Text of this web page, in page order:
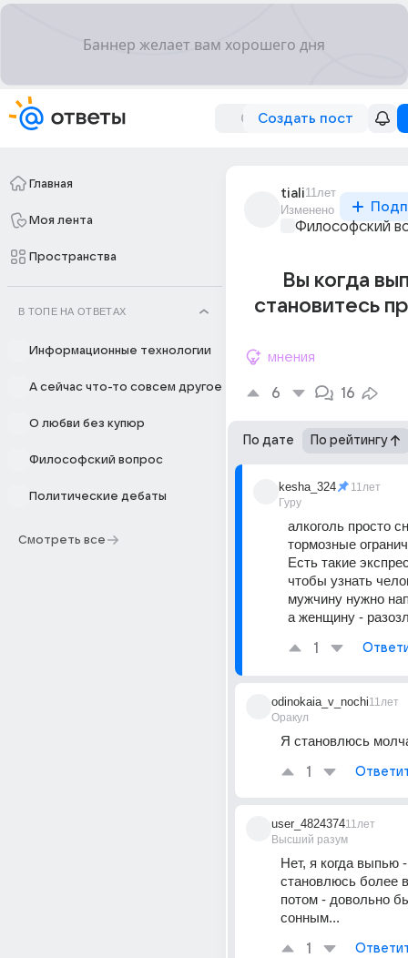
Создать пост
Главная
Моя лента
Пространства
В ТОПЕ НА ОТВЕТАХ
Информационные технологии
А сейчас что-то совсем другое
О любви без купюр
Философский вопрос
Политические дебаты
Смотреть все
tiali11лет
Изменено
Философский
Вы когда
становитесь
мнения
6 16
По дате По рейтингу
kesha_324
Гуру
11лет
алкоголь просто
тормозные
Есть такие
чтобы узнать
мужчину нужно
а женщину -
1
odinokaia_v_nochi
Оракул
11лет
Я становлюсь
1
user_4824374
Высший разум
11лет
Нет, я когда выпью
становлюсь более
потом - довольно
сонным...
1